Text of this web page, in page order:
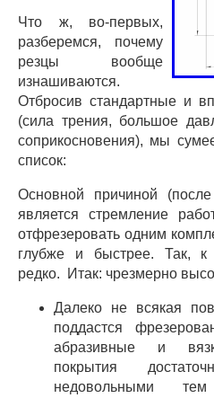
Что ж, во-первых,
разберемся, почему
резцы вообще
изнашиваются.
Отбросив стандартные и
(сила трения, большое
соприкосновения), мы
список:
Основной причиной
является стремление
отфрезеровать одним
глубже и быстрее. Так, к
редко. Итак: чрезмерно
Далеко не всякая
поддастся
абразивные и
покрытия
недовольными